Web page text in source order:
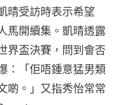
晴受訪時表示希望
馬開續集。凱晴透露
界盃決賽，問到會否
：「佢唔鍾意猛男類
啲。」又指秀怡常常